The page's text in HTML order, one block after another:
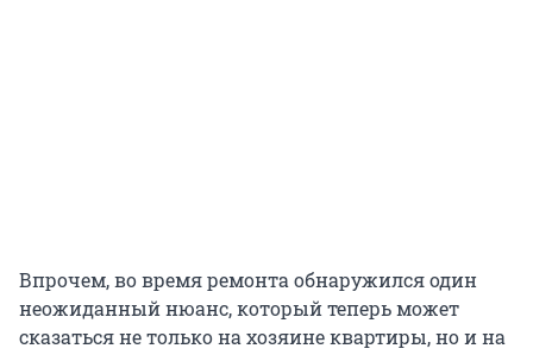
Впрочем, во время ремонта обнаружился один
неожиданный нюанс, который теперь может
сказаться не только на хозяине квартиры, но и на